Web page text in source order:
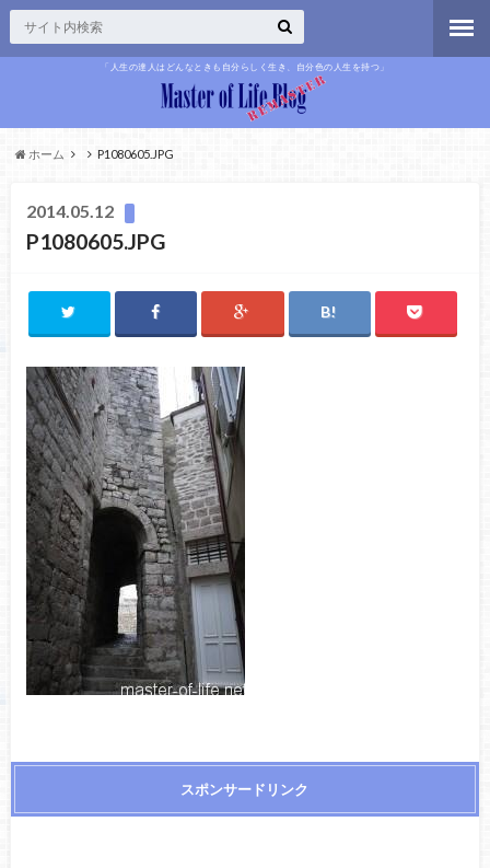
「人生の達人はどんなときも自分らしく生き、自分色の人生を持つ」
ホーム P1080605.JPG
2014.05.12
P1080605.JPG
スポンサードリンク